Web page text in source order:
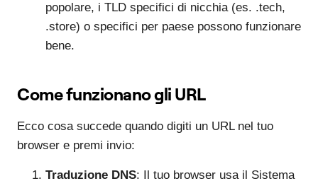
popolare, i TLD specifici di nicchia (es. .tech,
.store) o specifici per paese possono funzionare
bene.
Come funzionano gli URL
Ecco cosa succede quando digiti un URL nel tuo
browser e premi invio:
Traduzione DNS: Il tuo browser usa il Sistema